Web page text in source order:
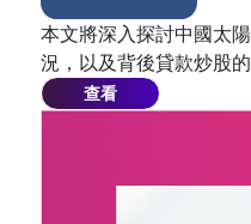
本文將深入探討中國太
況，以及背後貸款炒股的
查看